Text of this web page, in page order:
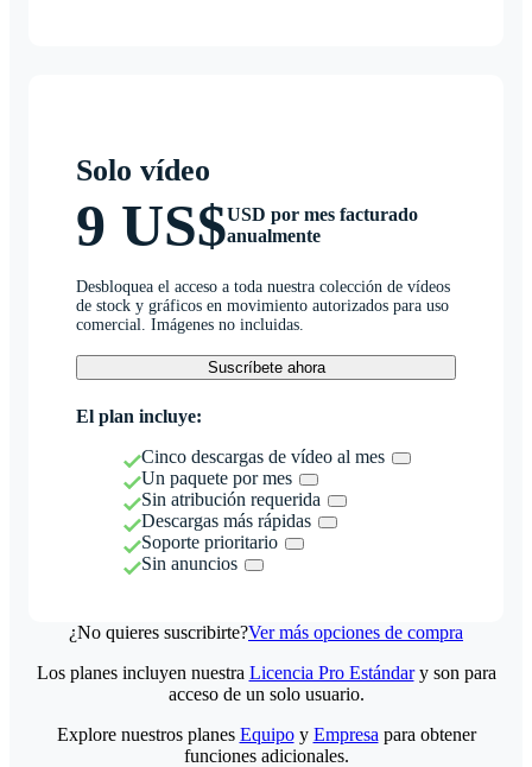
Solo vídeo
9 US$USD por mes facturado
anualmente
Desbloquea el acceso a toda nuestra colección de vídeos
de stock y gráficos en movimiento autorizados para uso
comercial. Imágenes no incluidas.
Suscríbete ahora
El plan incluye:
Cinco descargas de vídeo al mes
Un paquete por mes
Sin atribución requerida
Descargas más rápidas
Soporte prioritario
Sin anuncios
¿No quieres suscribirte?Ver más opciones de compra
Los planes incluyen nuestra Licencia Pro Estándary son para
acceso de un solo usuario.
Explore nuestros planes Equipoy Empresa para obtener
funciones adicionales.